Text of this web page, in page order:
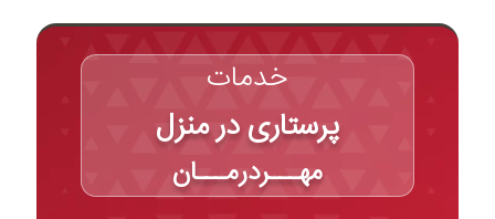
خدمات
پرستاری در منزل
مهـــردرمـــان